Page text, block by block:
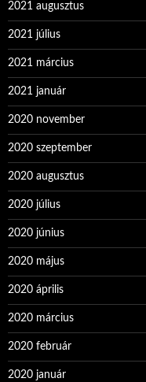
2021 augusztus
2021 július
2021 március
2021 január
2020 november
2020 szeptember
2020 augusztus
2020 július
2020 június
2020 május
2020 április
2020 március
2020 február
2020 január